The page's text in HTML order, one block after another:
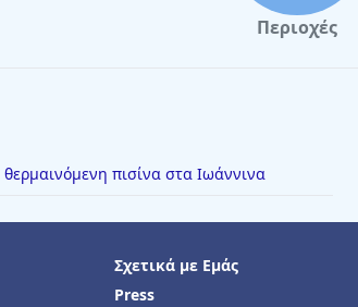
Περιοχές
θερμαινόμενη πισίνα στα Ιωάννινα
Σχετικά με Εμάς
Press